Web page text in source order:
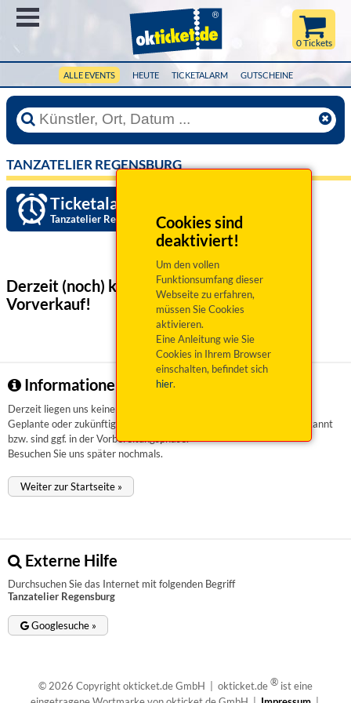
ALLE EVENTS HEUTE TICKETALARM GUTSCHEINE
0 Tickets
Cookies sind
deaktiviert!
Um den vollen
Funktionsumfang dieser
Webseite zu erfahren,
müssen Sie Cookies
aktivieren.
Eine Anleitung wie Sie
Cookies in Ihrem Browser
einschalten, befindet sich
hier.
TANZATELIER REGENSBURG
Ticketalarm einrichten »
Tanzatelier Regensburg
Derzeit (noch) keine Veranstaltungen
Vorverkauf!
Informationen zu Tanzatelier Regensburg
Derzeit liegen uns keinerlei Informationen vor.
Geplante oder zukünftige Veranstaltungen sind uns aktuell nicht bekannt
bzw. sind ggf. in der Vorbereitungsphase.
Besuchen Sie uns später nochmals.
Weiter zur Startseite »
Externe Hilfe
Durchsuchen Sie das Internet mit folgenden Begriff
Tanzatelier Regensburg
Googlesuche »
© 2026 Copyright okticket.de GmbH | okticket.de® ist eine